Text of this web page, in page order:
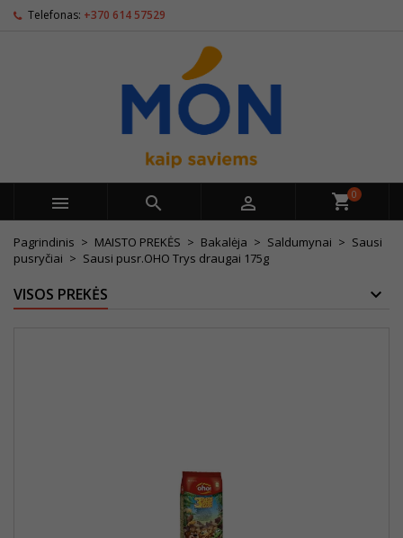
Telefonas: +370 614 57529
   0
Pagrindinis MAISTO PREKĖS Bakalėja Saldumynai
Sausi
pusryčiai
Sausi pusr.OHO Trys draugai 175g
VISOS PREKĖS